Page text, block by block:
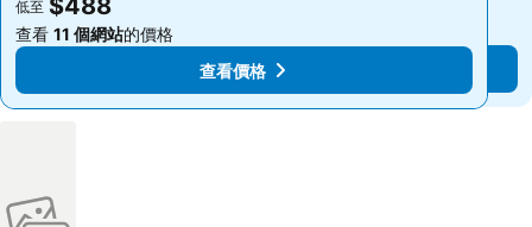
低至
查看 11 個網站的價格
查看價格
低至 $488
查看 11 個網站的價格
查看價格